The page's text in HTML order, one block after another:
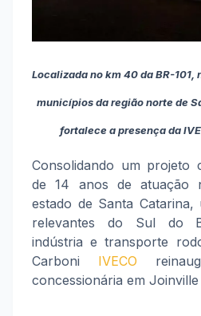
Localizada no km 40 da BR-
municípios da região norte de
fortalece a presença da
Consolidando um projeto
de 14 anos de atuação
estado de Santa Catarina,
relevantes do Sul do
indústria e transporte
Carboni IVECO
concessionária em Joinville